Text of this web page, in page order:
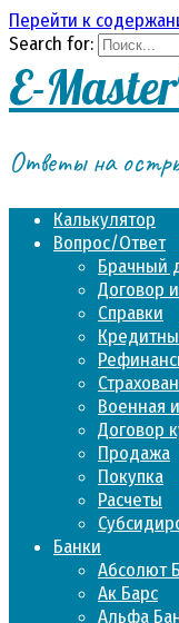
Перейти к
Search for:
E-
Ответы на
Калькулятор
Вопрос/Ответ
Брачный
Договор
Справки
Военная
Договор
Продажа
Покупка
Расчеты
Банки
Абсолют
Ак Барс
Альфа